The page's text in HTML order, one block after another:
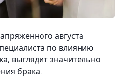
августа
по влиянию
выглядит значительно
брака.